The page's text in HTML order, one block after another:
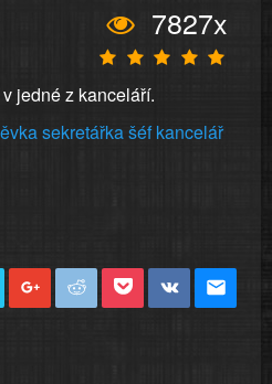
7827x
jedné z kanceláří.
sekretářkašéf kancelář